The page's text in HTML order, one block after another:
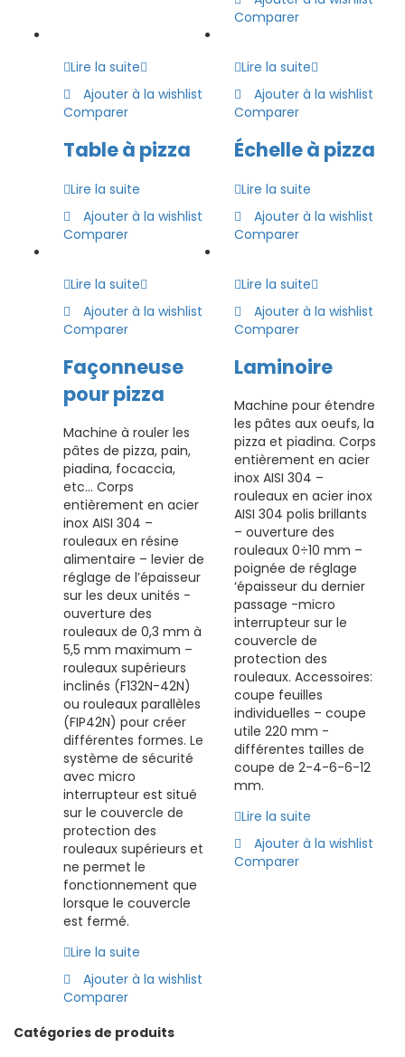
Comparer
Lire la suite
Ajouter à la wishlist
Comparer
Table à pizza
Lire la suite
Ajouter à la wishlist
Comparer
Lire la suite
Ajouter à la wishlist
Comparer
Échelle à pizza
Lire la suite
Ajouter à la wishlist
Comparer
Lire la suite
Ajouter à la wishlist
Comparer
Façonneuse
pour pizza
Machine à rouler les
pâtes de pizza, pain,
piadina, focaccia,
etc… Corps
entièrement en acier
inox AISI 304 –
rouleaux en résine
alimentaire – levier de
réglage de l’épaisseur
sur les deux unités -
ouverture des
rouleaux de 0,3 mm à
5,5 mm maximum –
rouleaux supérieurs
inclinés (F132N-42N)
ou rouleaux parallèles
(FIP42N) pour créer
différentes formes. Le
système de sécurité
avec micro
interrupteur est situé
sur le couvercle de
protection des
rouleaux supérieurs et
ne permet le
fonctionnement que
lorsque le couvercle
est fermé.
Lire la suite
Ajouter à la wishlist
Comparer
Lire la suite
Ajouter à la wishlist
Comparer
Laminoire
Machine pour étendre
les pâtes aux oeufs, la
pizza et piadina. Corps
entièrement en acier
inox AISI 304 –
rouleaux en acier inox
AISI 304 polis brillants
– ouverture des
rouleaux 0÷10 mm –
poignée de réglage
‘épaisseur du dernier
passage -micro
interrupteur sur le
couvercle de
protection des
rouleaux. Accessoires:
coupe feuilles
individuelles – coupe
utile 220 mm -
différentes tailles de
coupe de 2-4-6-6-12
mm.
Lire la suite
Ajouter à la wishlist
Comparer
Catégories de produits